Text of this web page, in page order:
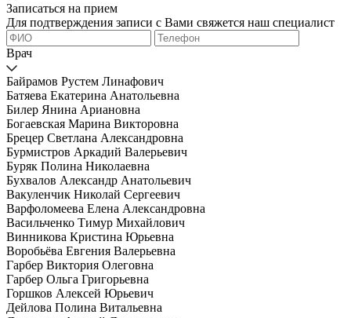
Записаться на прием
Для подтверждения записи с Вами свяжется наш специалист
Врач
Байрамов Рустем Линафович
Батяева Екатерина Анатольевна
Билер Янина Ариановна
Богаевская Марина Викторовна
Брецер Светлана Александровна
Бурмистров Аркадий Валерьевич
Буряк Полина Николаевна
Бухвалов Александр Анатольевич
Вакуленчик Николай Сергеевич
Варфоломеева Елена Александровна
Васильченко Тимур Михайлович
Винникова Кристина Юрьевна
Воробьёва Евгения Валерьевна
Гарбер Виктория Олеговна
Гарбер Ольга Григорьевна
Горшков Алексей Юрьевич
Дейлова Полина Витальевна